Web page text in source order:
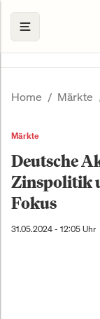
Home Märkte
Märkte
Deutsche
Zinspolitik
Fokus
31.05.2024 - 12:05 Uhr